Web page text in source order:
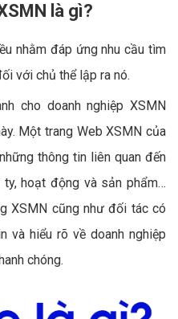
là gì?
nhằm đáp ứng nhu cầu tìm
với chủ thể lập ra nó.
cho doanh nghiệp XSMN
Một trang Web XSMN của
thông tin liên quan đến
hoạt động và sản phẩm…
XSMN cũng như đối tác có
và hiểu rõ về doanh nghiệp
chóng.